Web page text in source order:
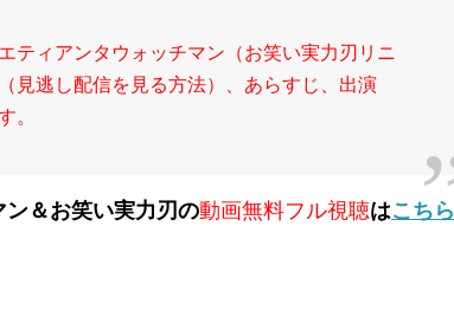
ティアンタウォッチマン（お笑い実力刃リニ
見逃し配信を見る方法）、あらすじ、出演
。
＆お笑い実力刃の動画無料フル視聴はこちら